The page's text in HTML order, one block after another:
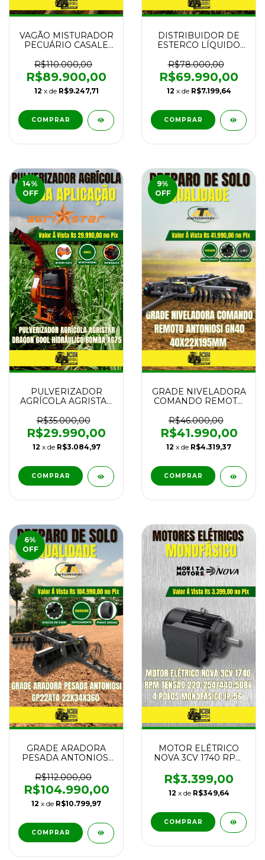
VAGÃO MISTURADOR
PECUÁRIO CASALE
2019
R$110.000,00
R$89.900,00
12 x de R$9.247,71
DISTRIBUIDOR DE
ESTERCO LÍQUIDO
10.000 COM PNEUS
400x60 NOVO
R$78.000,00
R$69.990,00
12 x de R$7.199,64
COMPRAR
14%
OFF
PULVERIZADOR
AGRÍCOLA AGRISTAR
HIDRÁULICO BOMBA
AG75 NOVO
R$35.000,00
R$29.990,00
12 x de R$3.084,97
COMPRAR
9%
OFF
GRADE NIVELADORA
COMANDO REMOTO
40x22 NOVA
R$46.000,00
R$41.990,00
12 x de R$4.319,37
COMPRAR
6%
OFF
GRADE ARADORA
PESADA ANTONIOSI
NOVA
R$112.000,00
R$104.990,00
12 x de R$10.799,97
COMPRAR
MOTOR ELÉTRICO
NOVA 3CV 1740 RPM
508V 4 PÓLOS
MONOFÁSICO IP-56
NOVO
R$3.399,00
12 x de R$349,64